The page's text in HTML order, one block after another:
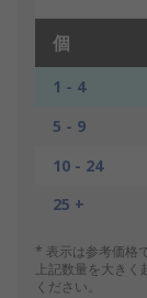
個
1 - 4
5 - 9
10 - 24
25 +
* 表示は参考価格
上記数量を大きく
ください。